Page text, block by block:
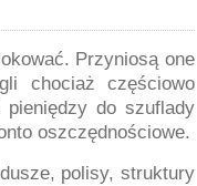
Przyniosą one
chociaż częściowo
pieniędzy do szuflady
oszczędnościowe.
polisy, struktury